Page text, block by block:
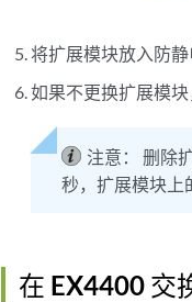
将扩展模块放入防
如果不更换扩展模块
注意：
删除
秒，扩展模块上
在 EX4400 交